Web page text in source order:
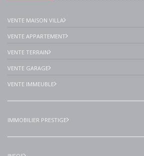
VENTE MAISON VILLA
VENTE APPARTEMENT
VENTE TERRAIN
VENTE GARAGE
VENTE IMMEUBLE
IMMOBILIER PRESTIGE